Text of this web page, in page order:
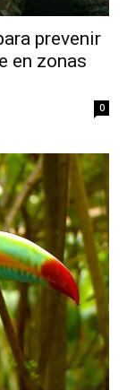
prevenir
en zonas
0